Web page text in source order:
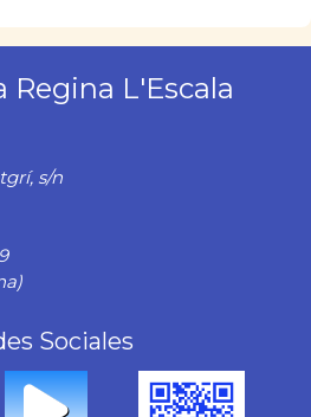
L'Escala
s/n
Sociales